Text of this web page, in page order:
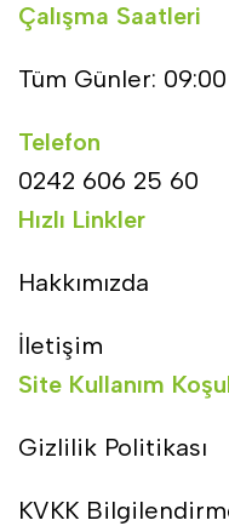
Çalışma Saatleri
Tüm Günler:
Telefon
0242 606 25 60
Hızlı Linkler
Hakkımızda
İletişim
Site Kullanım
Gizlilik Politikası
KVKK